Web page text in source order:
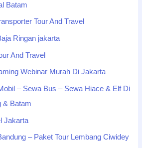
Batam
Tour And Travel
Ringan jakarta
And Travel
Webinar Murah Di Jakarta
– Sewa Bus – Sewa Hiace & Elf Di
& Batam
Jakarta
– Paket Tour Lembang Ciwidey